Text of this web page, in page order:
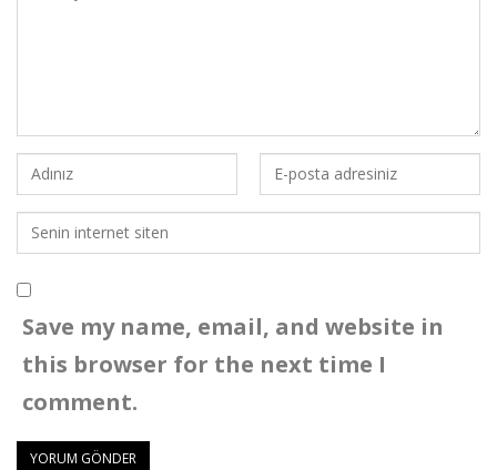
Save my name, email, and website in
this browser for the next time I
comment.